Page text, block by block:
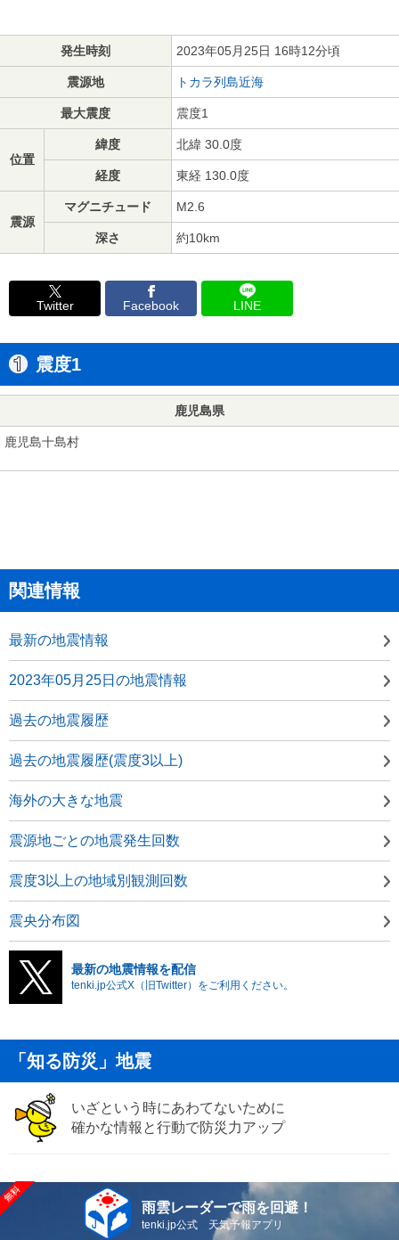
発生時刻 2023年05月25日 16時12分頃
震源地 トカラ列島近海
最大震度 震度1
位置
緯度 北緯 30.0度
経度 東経 130.0度
震源
マグニチュード M2.6
深さ 約10km
Twitter Facebook LINE
震度1
鹿児島県
鹿児島十島村
関連情報
最新の地震情報
2023年05月25日の地震情報
過去の地震履歴
過去の地震履歴(震度3以上)
海外の大きな地震
震源地ごとの地震発生回数
震度3以上の地域別観測回数
震央分布図
最新の地震情報を配信
tenki.jp公式X（旧Twitter）をご利用ください。
「知る防災」地震
いざという時にあわてないために
確かな情報と行動で防災力アップ
雨雲レーダーで雨を回避！
tenki.jp公式 天気予報アプリ